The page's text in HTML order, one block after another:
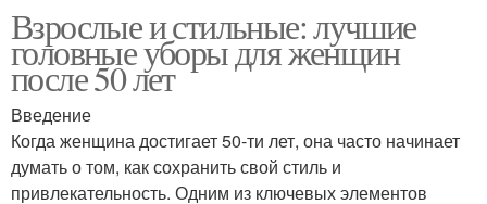
Взрослые и стильные: лучшие
головные уборы для женщин
после 50 лет
Введение
Когда женщина достигает 50-ти лет, она часто начинает
думать о том, как сохранить свой стиль и
привлекательность. Одним из ключевых элементов